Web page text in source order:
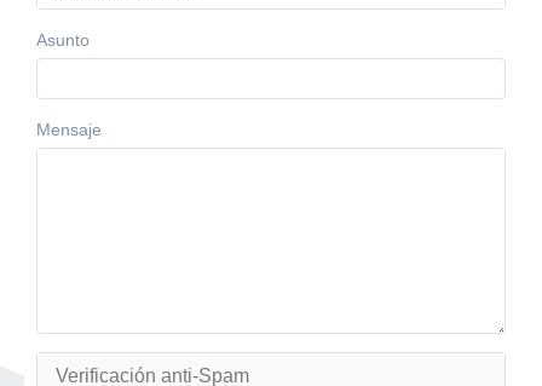
Asunto
Mensaje
Verificación anti-Spam